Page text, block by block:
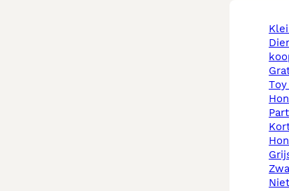
dierenarts pups te
niet-rashonden pups te